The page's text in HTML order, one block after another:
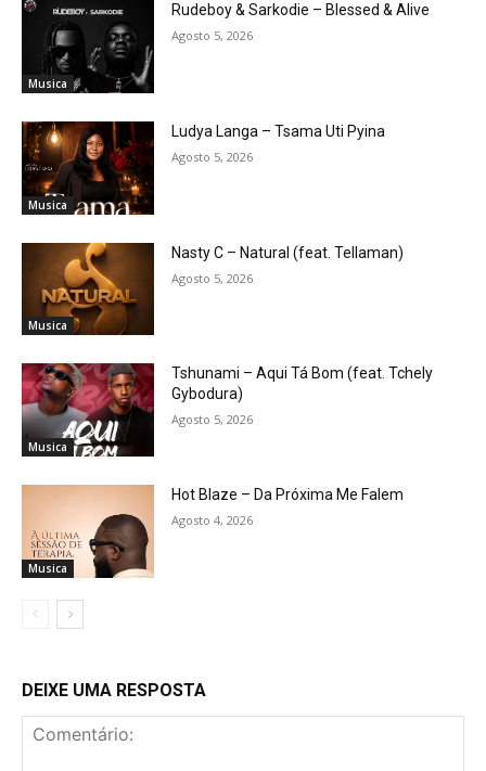
Musica
Rudeboy & Sarkodie – Blessed & Alive
Agosto 5, 2026
Musica
Ludya Langa – Tsama Uti Pyina
Agosto 5, 2026
Musica
Nasty C – Natural (feat. Tellaman)
Agosto 5, 2026
Musica
Tshunami – Aqui Tá Bom (feat. Tchely
Gybodura)
Agosto 5, 2026
Musica
Hot Blaze – Da Próxima Me Falem
Agosto 4, 2026
DEIXE UMA RESPOSTA